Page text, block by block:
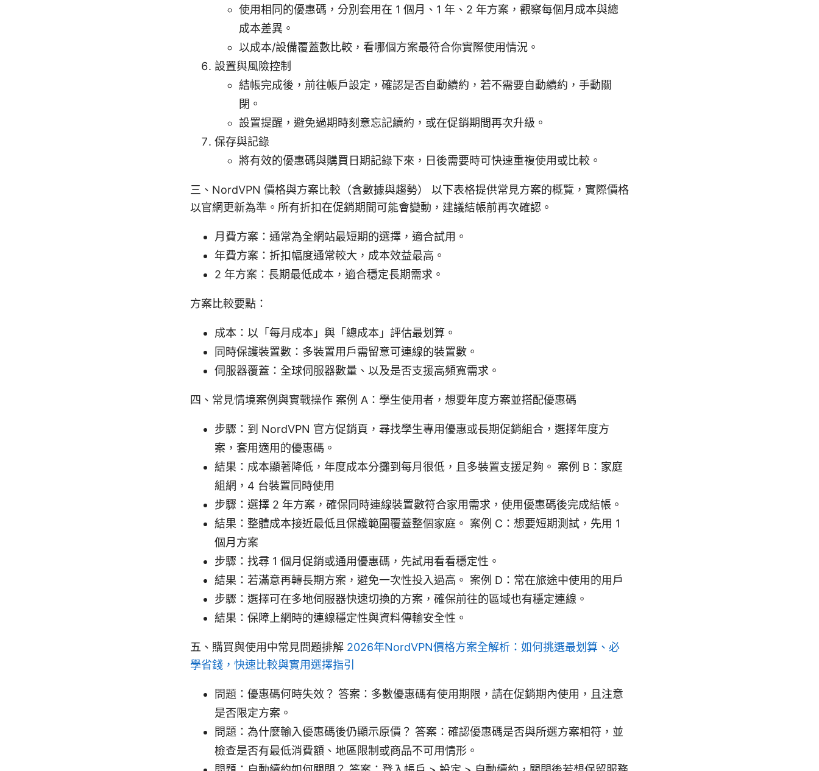
使用相同的優惠碼，分別套用在 1 個月、1 年、2 年方案，觀察每個月成本與總
成本差異。
以成本/設備覆蓋數比較，看哪個方案最符合你實際使用情況。
設置與風險控制
結帳完成後，前往帳戶設定，確認是否自動續約，若不需要自動續約，手動關
閉。
設置提醒，避免過期時刻意忘記續約，或在促銷期間再次升級。
保存與記錄
將有效的優惠碼與購買日期記錄下來，日後需要時可快速重複使用或比較。
三、NordVPN 價格與方案比較（含數據與趨勢） 以下表格提供常見方案的概覽，實際價格
以官網更新為準。所有折扣在促銷期間可能會變動，建議結帳前再次確認。
月費方案：通常為全網站最短期的選擇，適合試用。
年費方案：折扣幅度通常較大，成本效益最高。
2 年方案：長期最低成本，適合穩定長期需求。
方案比較要點：
成本：以「每月成本」與「總成本」評估最划算。
同時保護裝置數：多裝置用戶需留意可連線的裝置數。
伺服器覆蓋：全球伺服器數量、以及是否支援高頻寬需求。
四、常見情境案例與實戰操作 案例 A：學生使用者，想要年度方案並搭配優惠碼
步驟：到 NordVPN 官方促銷頁，尋找學生專用優惠或長期促銷組合，選擇年度方
案，套用適用的優惠碼。
結果：成本顯著降低，年度成本分攤到每月很低，且多裝置支援足夠。 案例 B：家庭
組網，4 台裝置同時使用
步驟：選擇 2 年方案，確保同時連線裝置數符合家用需求，使用優惠碼後完成結帳。
結果：整體成本接近最低且保護範圍覆蓋整個家庭。 案例 C：想要短期測試，先用 1
個月方案
步驟：找尋 1 個月促銷或通用優惠碼，先試用看看穩定性。
結果：若滿意再轉長期方案，避免一次性投入過高。 案例 D：常在旅途中使用的用戶
步驟：選擇可在多地伺服器快速切換的方案，確保前往的區域也有穩定連線。
結果：保障上網時的連線穩定性與資料傳輸安全性。
五、購買與使用中常見問題排解 2026年NordVPN價格方案全解析：如何挑選最划算、必
學省錢，快速比較與實用選擇指引
問題：優惠碼何時失效？ 答案：多數優惠碼有使用期限，請在促銷期內使用，且注意
是否限定方案。
問題：為什麼輸入優惠碼後仍顯示原價？ 答案：確認優惠碼是否與所選方案相符，並
檢查是否有最低消費額、地區限制或商品不可用情形。